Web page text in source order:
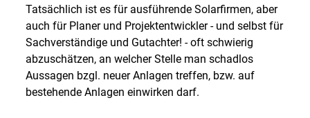
Tatsächlich ist es für ausführende Solarfirmen, aber
auch für Planer und Projektentwickler - und selbst für
Sachverständige und Gutachter! - oft schwierig
abzuschätzen, an welcher Stelle man schadlos
Aussagen bzgl. neuer Anlagen treffen, bzw. auf
bestehende Anlagen einwirken darf.